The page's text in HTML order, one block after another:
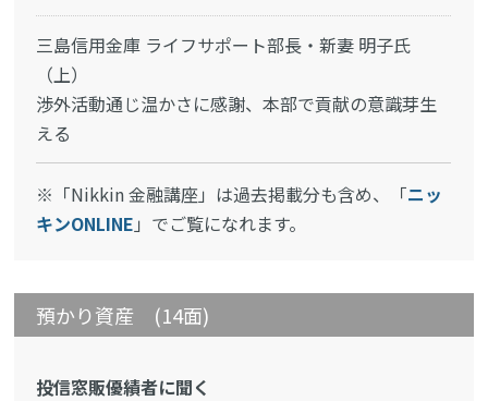
三島信用金庫 ライフサポート部長・新妻 明子氏
（上）
渉外活動通じ温かさに感謝、本部で貢献の意識芽生
える
※「Nikkin 金融講座」は過去掲載分も含め、「ニッ
キンONLINE 」でご覧になれます。
預かり資産 (14面)
投信窓販優績者に聞く